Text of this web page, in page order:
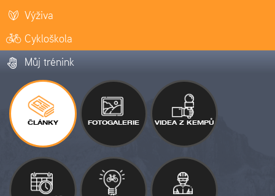
Výživa
Cykloškola
Můj trénink
ČLÁNKY FOTOGALERIE VIDEA Z KEMPŮ